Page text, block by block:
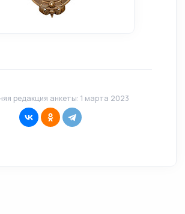
редакция анкеты: 1 марта 2023